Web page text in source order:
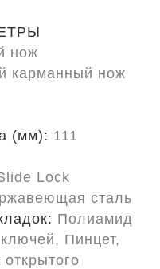
нож
карманный нож
(мм): 111
Lock
сталь
Полиамид
Пинцет,